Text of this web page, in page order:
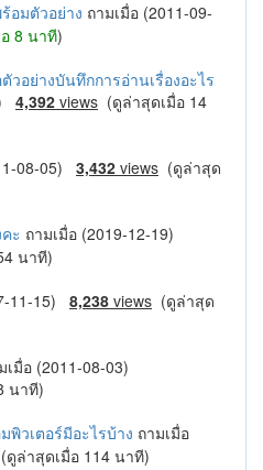
อมตัวอย่าง ถามเมื่อ (2011-09-
8 นาที)
อย่างบันทึกการอ่านเรื่องอะไร
4,392 views (ดูล่าสุดเมื่อ 14
08-05) 3,432 views (ดูล่าสุด
ะ ถามเมื่อ (2019-12-19)
นาที)
11-15) 8,238 views (ดูล่าสุด
เมื่อ (2011-08-03)
นาที)
วเตอร์มีอะไรบ้าง ถามเมื่อ
(ดูล่าสุดเมื่อ 114 นาที)